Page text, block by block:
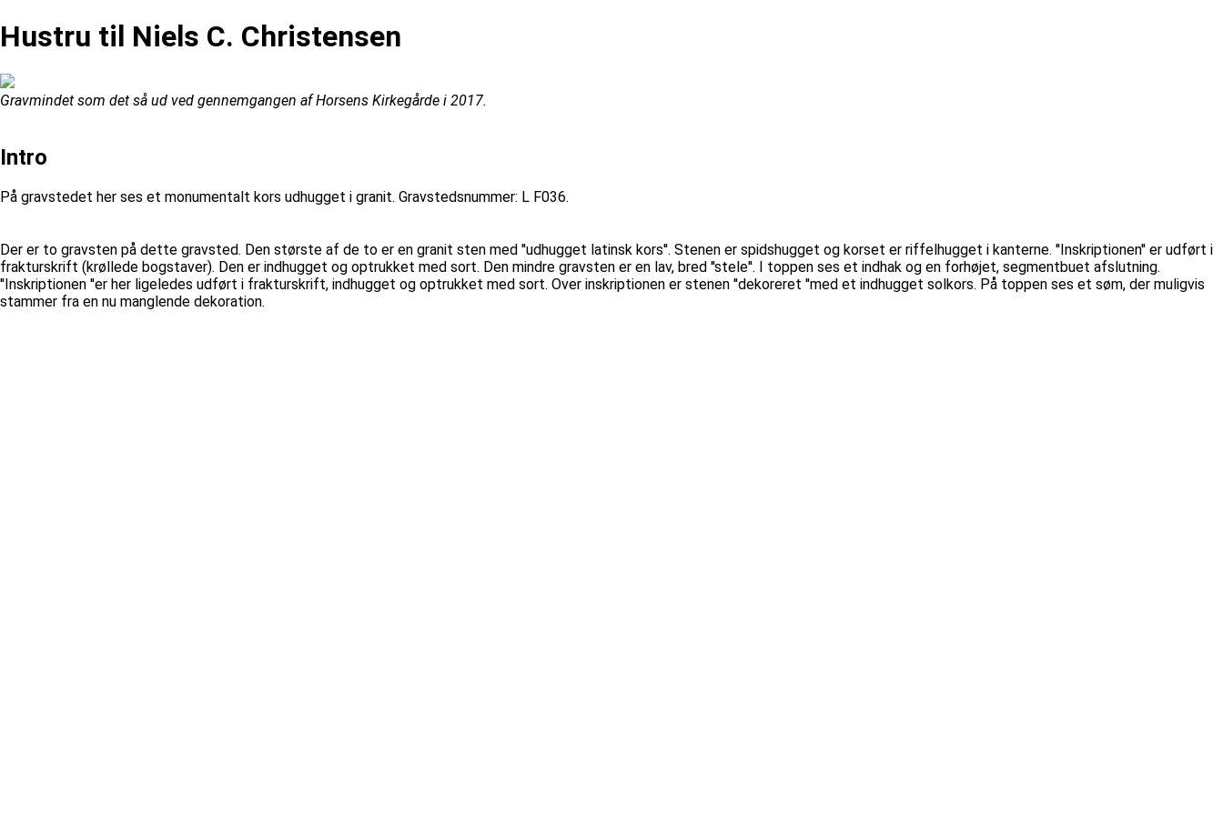
Hustru til Niels C. Christensen
Gravmindet som det så ud ved gennemgangen af Horsens Kirkegårde i 2017.
Intro
På gravstedet her ses et monumentalt kors udhugget i granit. Gravstedsnummer: L F036.
Der er to gravsten på dette gravsted. Den største af de to er en granit sten med ''udhugget latinsk kors''. Stenen er spidshugget og korset er riffelhugget i kanterne. ''Inskriptionen'' er udført i
frakturskrift (krøllede bogstaver). Den er indhugget og optrukket med sort. Den mindre gravsten er en lav, bred ''stele''. I toppen ses et indhak og en forhøjet, segmentbuet afslutning.
''Inskriptionen ''er her ligeledes udført i frakturskrift, indhugget og optrukket med sort. Over inskriptionen er stenen ''dekoreret ''med et indhugget solkors. På toppen ses et søm, der muligvis
stammer fra en nu manglende dekoration.